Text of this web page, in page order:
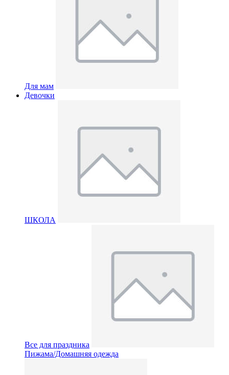
Для мам
Девочки
ШКОЛА
Все для праздника
Пижама/Домашняя одежда